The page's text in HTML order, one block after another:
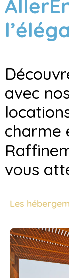
avec
charme
vous
Les